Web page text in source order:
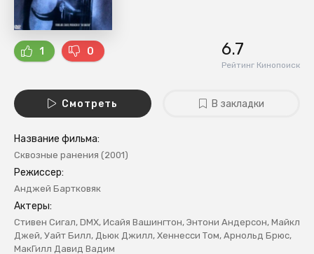
1 0 6.7
Рейтинг Кинопоиск
Смотреть В закладки
Название фильма:
Сквозные ранения (2001)
Режиссер:
Анджей Бартковяк
Актеры:
Стивен Сигал, DMX, Исайя Вашингтон, Энтони Андерсон, Майкл
Джей, Уайт Билл, Дьюк Джилл, Хеннесси Том, Арнольд Брюс,
МакГилл Давид Вадим